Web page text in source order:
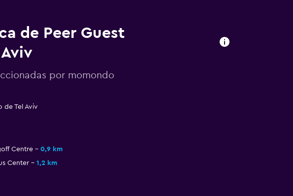
de Peer Guest
por momondo
de Tel Aviv
Centre
0,9 km
Center 1,2 km